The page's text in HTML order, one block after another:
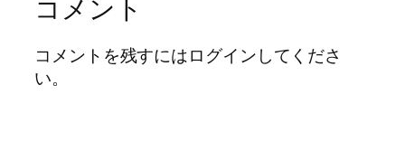
コメント
コメントを残すにはログインしてくださ
い。